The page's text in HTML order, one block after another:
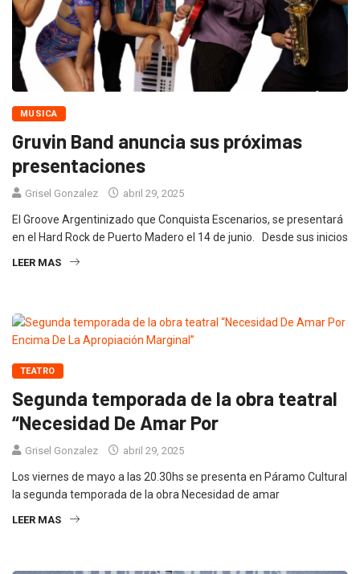
MUSICA
Gruvin Band anuncia sus próximas
presentaciones
Grisel Gonzalez abril 29, 2025
El Groove Argentinizado que Conquista Escenarios, se presentará
en el Hard Rock de Puerto Madero el 14 de junio. Desde sus inicios
LEER MAS
TEATRO
Segunda temporada de la obra teatral
“Necesidad De Amar Por
Grisel Gonzalez abril 29, 2025
Los viernes de mayo a las 20.30hs se presenta en Páramo Cultural
la segunda temporada de la obra Necesidad de amar
LEER MAS